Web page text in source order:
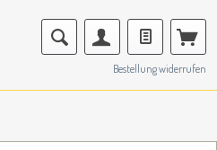
Bestellung widerrufen